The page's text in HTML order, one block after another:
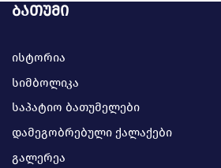
ბათუმი
ისტორია
სიმბოლიკა
საპატიო ბათუმელები
დამეგობრებული ქალაქები
გალერეა